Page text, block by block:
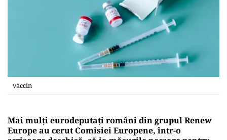
vaccin
Mai mulţi eurodeputaţi români din grupul Renew
Europe au cerut Comisiei Europene, într-o